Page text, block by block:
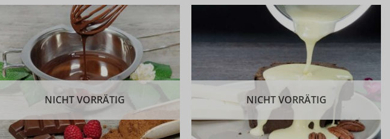
NICHT VORRÄTIG NICHT VORRÄTIG